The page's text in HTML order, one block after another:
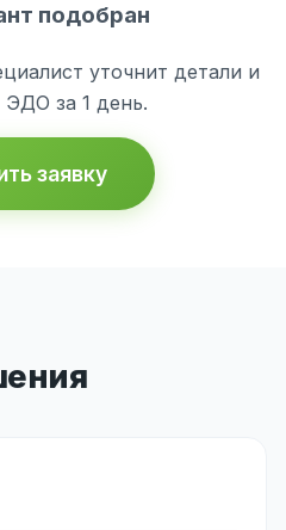
подобран
уточнит детали и
за 1 день.
заявку